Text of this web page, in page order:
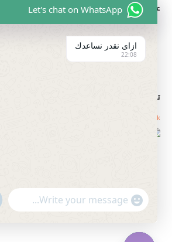
عناوين الفروع
المقطم الهضبه الوسطي الحي التاني
رقم ٣٢٦٢
١٤ شارع السيد الببلاوي ارض شريف عابدين
تواصل مع الفارس
Facebook
السياسة والخصوصية
الشروط والأحكام
Let's chat on WhatsApp
ازاى نقدر نساعدك
22:08
"+chaty_settings.lang.emoji_picker+"
WhatsApp